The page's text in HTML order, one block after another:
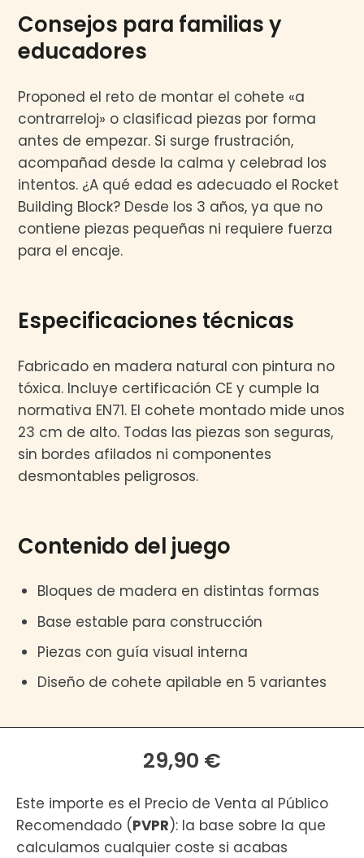
Consejos para familias y
educadores
Proponed el reto de montar el cohete «a
contrarreloj» o clasificad piezas por forma
antes de empezar. Si surge frustración,
acompañad desde la calma y celebrad los
intentos. ¿A qué edad es adecuado el Rocket
Building Block? Desde los 3 años, ya que no
contiene piezas pequeñas ni requiere fuerza
para el encaje.
Especificaciones técnicas
Fabricado en madera natural con pintura no
tóxica. Incluye certificación CE y cumple la
normativa EN71. El cohete montado mide unos
23 cm de alto. Todas las piezas son seguras,
sin bordes afilados ni componentes
desmontables peligrosos.
Contenido del juego
Bloques de madera en distintas formas
Base estable para construcción
Piezas con guía visual interna
Diseño de cohete apilable en 5 variantes
29,90 €
Este importe es el Precio de Venta al Público
Recomendado (PVPR): la base sobre la que
calculamos cualquier coste si acabas